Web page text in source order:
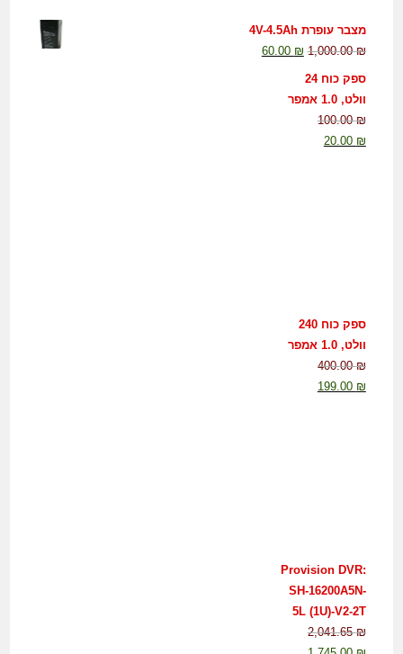
מצבר עופרת 4V-4.5Ah
1,000.00₪
60.00 ₪
ספק כוח 24
וולט, 1.0 אמפר
100.00₪
20.00 ₪
ספק כוח 240
וולט, 1.0 אמפר
400.00₪
199.00 ₪
Provision DVR:
SH-16200A5N-
5L (1U)-V2-2T
2,041.65₪